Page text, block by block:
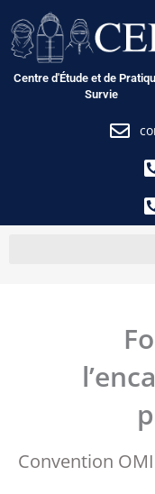
au
contenu
Centre d'Étude et de
Survie
Convention OMI